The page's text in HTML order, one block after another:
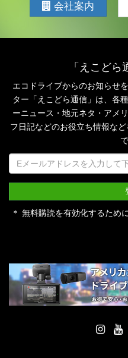
会社案内
「えこど
エコドライブからのお知らせ
ター「えこどら通信」は、 各
ーニュース・地元ネタ・アメ
フ日記などのお役立ち情報な
＊ 無料購読を有効化するため